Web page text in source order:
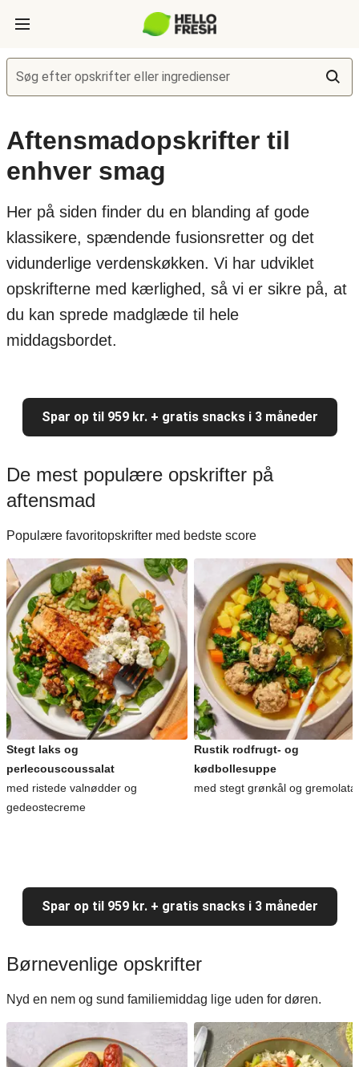
Søg efter opskrifter eller ingredienser
Aftensmadopskrifter til
enhver smag
Her på siden finder du en blanding af gode
klassikere, spændende fusionsretter og det
vidunderlige verdenskøkken. Vi har udviklet
opskrifterne med kærlighed, så vi er sikre på, at
du kan sprede madglæde til hele
middagsbordet.
Spar op til 959 kr. + gratis snacks i 3 måneder
De mest populære opskrifter på
aftensmad
Populære favoritopskrifter med bedste score
Stegt laks og
perlecouscoussalat
med ristede valnødder og
gedeostecreme
Rustik rodfrugt- og
kødbollesuppe
med stegt grønkål og gremolata
Spar op til 959 kr. + gratis snacks i 3 måneder
Børnevenlige opskrifter
Nyd en nem og sund familiemiddag lige uden for døren.